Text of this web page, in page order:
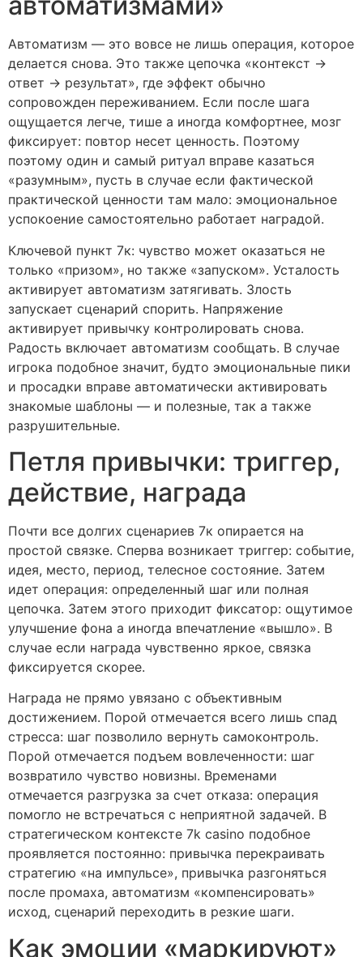
Автоматизм — это вовсе не лишь операция, которое
делается снова. Это также цепочка «контекст →
ответ → результат», где эффект обычно
сопровожден переживанием. Если после шага
ощущается легче, тише а иногда комфортнее, мозг
фиксирует: повтор несет ценность. Поэтому
поэтому один и самый ритуал вправе казаться
«разумным», пусть в случае если фактической
практической ценности там мало: эмоциональное
успокоение самостоятельно работает наградой.
Ключевой пункт 7к: чувство может оказаться не
только «призом», но также «запуском». Усталость
активирует автоматизм затягивать. Злость
запускает сценарий спорить. Напряжение
активирует привычку контролировать снова.
Радость включает автоматизм сообщать. В случае
игрока подобное значит, будто эмоциональные пики
и просадки вправе автоматически активировать
знакомые шаблоны — и полезные, так а также
разрушительные.
Петля привычки: триггер,
действие, награда
Почти все долгих сценариев 7к опирается на
простой связке. Сперва возникает триггер: событие,
идея, место, период, телесное состояние. Затем
идет операция: определенный шаг или полная
цепочка. Затем этого приходит фиксатор: ощутимое
улучшение фона а иногда впечатление «вышло». В
случае если награда чувственно яркое, связка
фиксируется скорее.
Награда не прямо увязано с объективным
достижением. Порой отмечается всего лишь спад
стресса: шаг позволило вернуть самоконтроль.
Порой отмечается подъем вовлеченности: шаг
возвратило чувство новизны. Временами
отмечается разгрузка за счет отказа: операция
помогло не встречаться с неприятной задачей. В
стратегическом контексте 7k casino подобное
проявляется постоянно: привычка перекраивать
стратегию «на импульсе», привычка разгоняться
после промаха, автоматизм «компенсировать»
исход, сценарий переходить в резкие шаги.
Как эмоции «маркируют»